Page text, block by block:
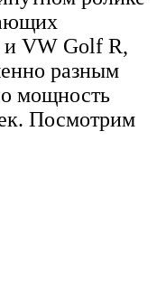
и VW Golf R,
разным
мощность
Посмотрим